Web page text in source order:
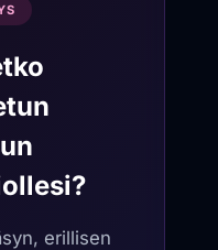
erillisen